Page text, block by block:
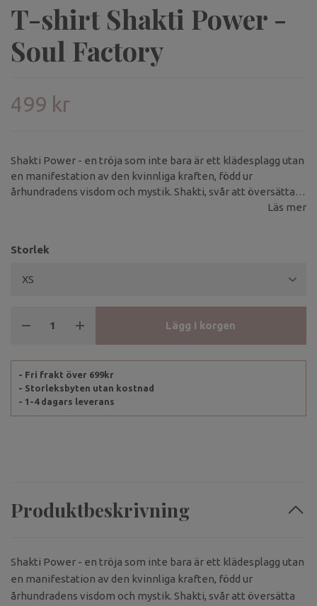
T-shirt Shakti Power -
Soul Factory
499 kr
Shakti Power - en tröja som inte bara är ett klädesplagg utan
en manifestation av den kvinnliga kraften, född ur
århundradens visdom och mystik. Shakti, svår att översätta
men känslomässigt laddad med betydelsen av styrka ochLäs mer
Storlek
Lägg i korgen
- Fri frakt över 699kr
- Storleksbyten utan kostnad
- 1-4 dagars leverans
Produktbeskrivning
Shakti Power - en tröja som inte bara är ett klädesplagg utan
en manifestation av den kvinnliga kraften, född ur
århundradens visdom och mystik. Shakti, svår att översätta